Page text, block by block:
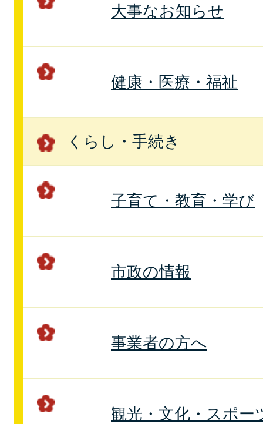
大事なお知らせ
健康・医療・福祉
くらし・手続き
子育て・教育・学び
市政の情報
事業者の方へ
観光・文化・スポー